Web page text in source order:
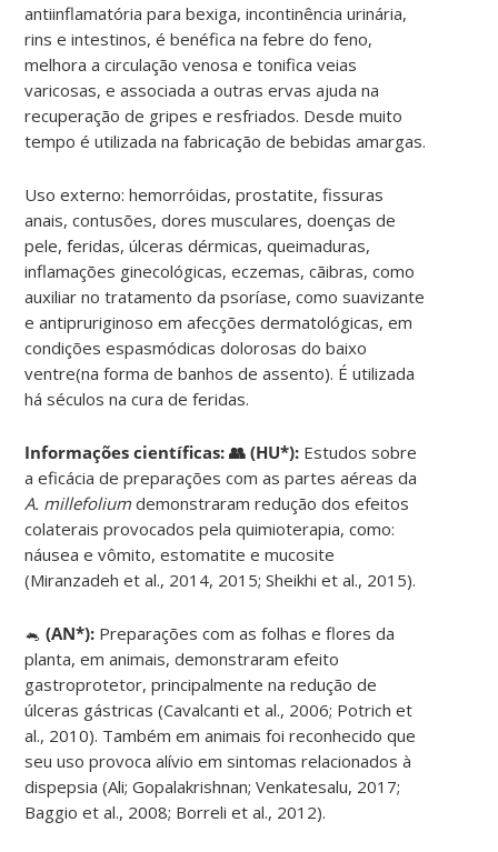
antiinflamatória para bexiga, incontinência urinária,
rins e intestinos, é benéfica na febre do feno,
melhora a circulação venosa e tonifica veias
varicosas, e associada a outras ervas ajuda na
recuperação de gripes e resfriados. Desde muito
tempo é utilizada na fabricação de bebidas amargas.
Uso externo: hemorróidas, prostatite, fissuras
anais, contusões, dores musculares, doenças de
pele, feridas, úlceras dérmicas, queimaduras,
inflamações ginecológicas, eczemas, cãibras, como
auxiliar no tratamento da psoríase, como suavizante
e antipruriginoso em afecções dermatológicas, em
condições espasmódicas dolorosas do baixo
ventre(na forma de banhos de assento). É utilizada
há séculos na cura de feridas.
Informações científicas: 👥 (HU*): Estudos sobre
a eficácia de preparações com as partes aéreas da
A. millefolium demonstraram redução dos efeitos
colaterais provocados pela quimioterapia, como:
náusea e vômito, estomatite e mucosite
(Miranzadeh et al., 2014, 2015; Sheikhi et al., 2015).
🐁(AN*): Preparações com as folhas e flores da
planta, em animais, demonstraram efeito
gastroprotetor, principalmente na redução de
úlceras gástricas (Cavalcanti et al., 2006; Potrich et
al., 2010). Também em animais foi reconhecido que
seu uso provoca alívio em sintomas relacionados à
dispepsia (Ali; Gopalakrishnan; Venkatesalu, 2017;
Baggio et al., 2008; Borreli et al., 2012).